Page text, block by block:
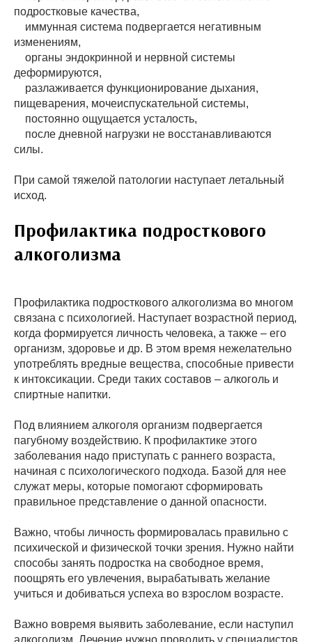
подростковые качества,
иммунная система подвергается негативным
изменениям,
органы эндокринной и нервной системы
деформируются,
разлаживается функционирование дыхания,
пищеварения, мочеиспускательной системы,
постоянно ощущается усталость,
после дневной нагрузки не восстанавливаются
силы.
При самой тяжелой патологии наступает летальный
исход.
Профилактика подросткового
алкоголизма
Профилактика подросткового алкоголизма во многом
связана с психологией. Наступает возрастной период,
когда формируется личность человека, а также – его
организм, здоровье и др. В этом время нежелательно
употреблять вредные вещества, способные привести
к интоксикации. Среди таких составов – алкоголь и
спиртные напитки.
Под влиянием алкоголя организм подвергается
пагубному воздействию. К профилактике этого
заболевания надо приступать с раннего возраста,
начиная с психологического подхода. Базой для нее
служат меры, которые помогают сформировать
правильное представление о данной опасности.
Важно, чтобы личность формировалась правильно с
психической и физической точки зрения. Нужно найти
способы занять подростка на свободное время,
поощрять его увлечения, вырабатывать желание
учиться и добиваться успеха во взрослом возрасте.
Важно вовремя выявить заболевание, если наступил